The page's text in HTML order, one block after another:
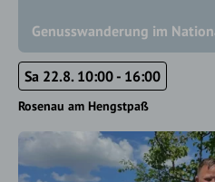
Genusswanderung im
Sa 22.8. 10:00 - 16:00
Rosenau am Hengstpaß